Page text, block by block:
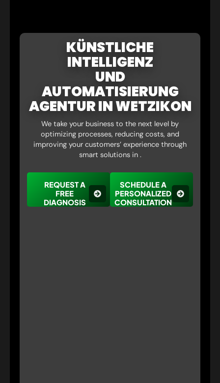
KÜNSTLICHE
INTELLIGENZ
UND
AUTOMATISIERUNG
AGENTUR IN WETZIKON
We take your business to the next level by
optimizing processes, reducing costs, and
improving your customers’ experience through
smart solutions in .
REQUEST A
FREE
DIAGNOSIS
SCHEDULE A
PERSONALIZED
CONSULTATION